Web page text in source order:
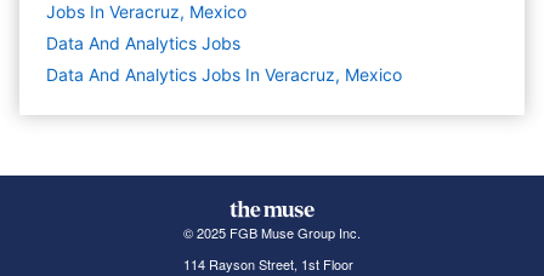
Jobs In Veracruz, Mexico
Data And Analytics Jobs
Data And Analytics Jobs In Veracruz, Mexico
© 2025 FGB Muse Group Inc.
114 Rayson Street, 1st Floor